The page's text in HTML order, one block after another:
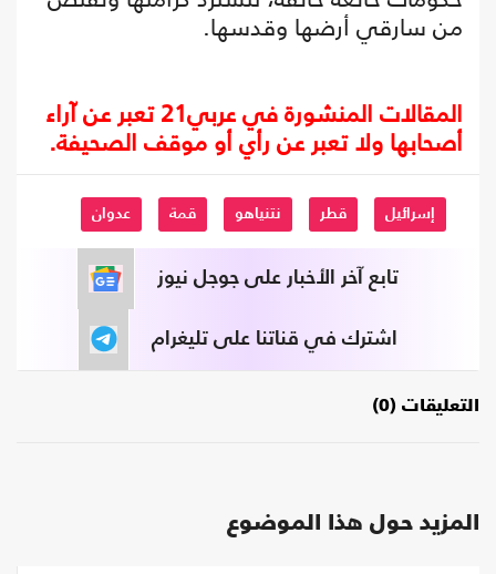
من سارقي أرضها وقدسها.
المقالات المنشورة في عربي21 تعبر عن آراء
أصحابها ولا تعبر عن رأي أو موقف الصحيفة.
إسرائيل قطر نتنياهو قمة عدوان
تابع آخر الأخبار على جوجل نيوز
اشترك في قناتنا على تليغرام
التعليقات (0)
المزيد حول هذا الموضوع